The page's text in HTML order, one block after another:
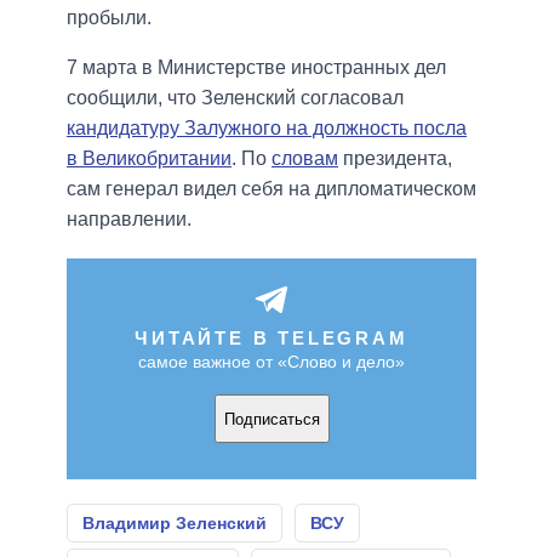
пробыли.
7 марта в Министерстве иностранных дел
сообщили, что Зеленский согласовал
кандидатуру Залужного на должность посла
в Великобритании. По словам президента,
сам генерал видел себя на дипломатическом
направлении.
ЧИТАЙТЕ В TELEGRAM
самое важное от «Слово и дело»
Подписаться
Владимир Зеленский ВСУ